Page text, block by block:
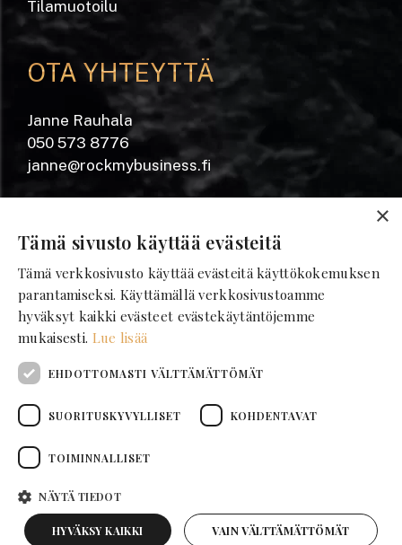
Tilamuotoilu
OTA YHTEYTTÄ
Janne Rauhala
050 573 8776
janne@rockmybusiness.fi
SEURAA MEITÄ
Facebook
Instagram
Tilaa uutiskirje
×
Tämä sivusto käyttää evästeitä
Tämä verkkosivusto käyttää evästeitä käyttökokemuksen
parantamiseksi. Käyttämällä verkkosivustoamme
hyväksyt kaikki evästeet evästekäytäntöjemme
mukaisesti. Lue lisää
EHDOTTOMASTI VÄLTTÄMÄTTÖMÄT
SUORITUSKYVYLLISET KOHDENTAVAT
TOIMINNALLISET
NÄYTÄ TIEDOT
HYVÄKSY KAIKKI VAIN VÄLTTÄMÄTTÖMÄT